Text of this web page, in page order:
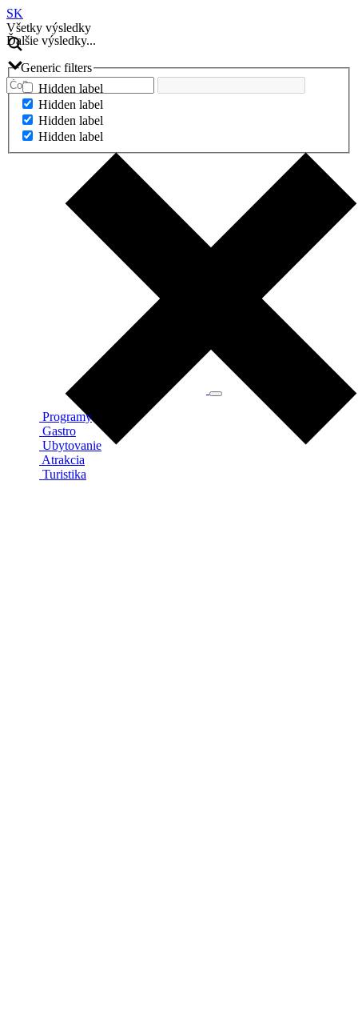
SK
Všetky výsledky
Ďalšie výsledky...
Generic filters
Hidden label
Hidden label
Hidden label
Hidden label
Ďalšie výsledky...
Programy
Gastro
Ubytovanie
Atrakcia
Turistika